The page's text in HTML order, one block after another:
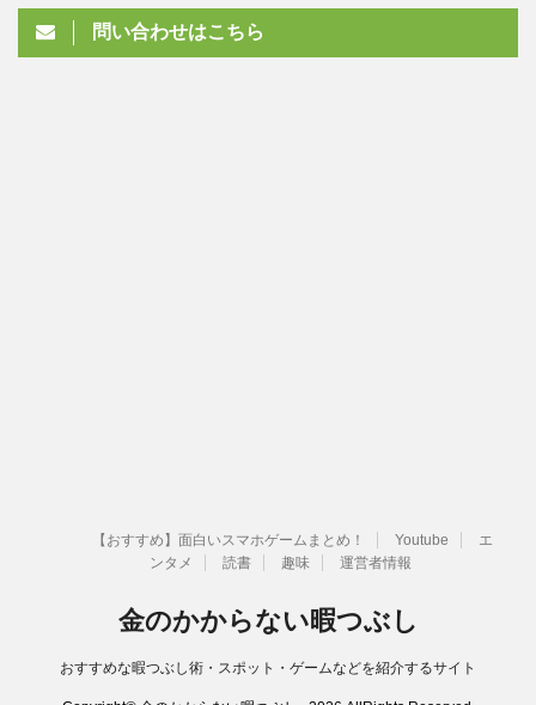
問い合わせはこちら
【おすすめ】面白いスマホゲームまとめ！ Youtube
エ
ンタメ
読書 趣味 運営者情報
金のかからない暇つぶし
おすすめな暇つぶし術・スポット・ゲームなどを紹介するサイト